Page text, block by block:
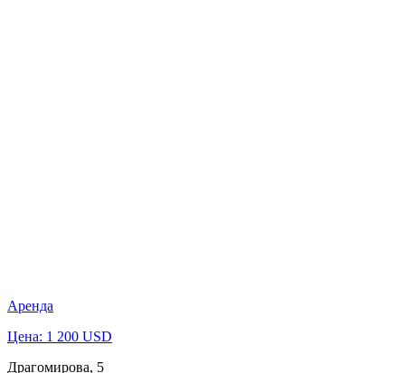
Аренда
Цена: 1 200 USD
Драгомирова, 5